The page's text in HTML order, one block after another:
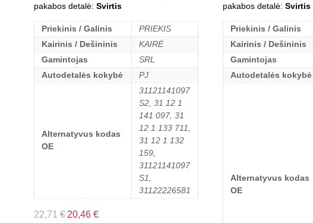
pakabos detalė: Svirtis
Priekinis / Galinis
PRIEKIS
Kairinis / Dešininis
KAIRĖ
Gamintojas
SRL
Autodetalės kokybė
PJ
Alternatyvus kodas
OE
31121141097
S2, 31 12 1
141 097, 31
12 1 133 711,
31 12 1 132
159,
31121141097
S1,
31122226581
22,71 € 20,46 €
pakabos detalė: Svirtis
Priekinis / Galinis
Kairinis / Dešininis
Gamintojas
Autodetalės kokybė
Alternatyvus kodas
OE